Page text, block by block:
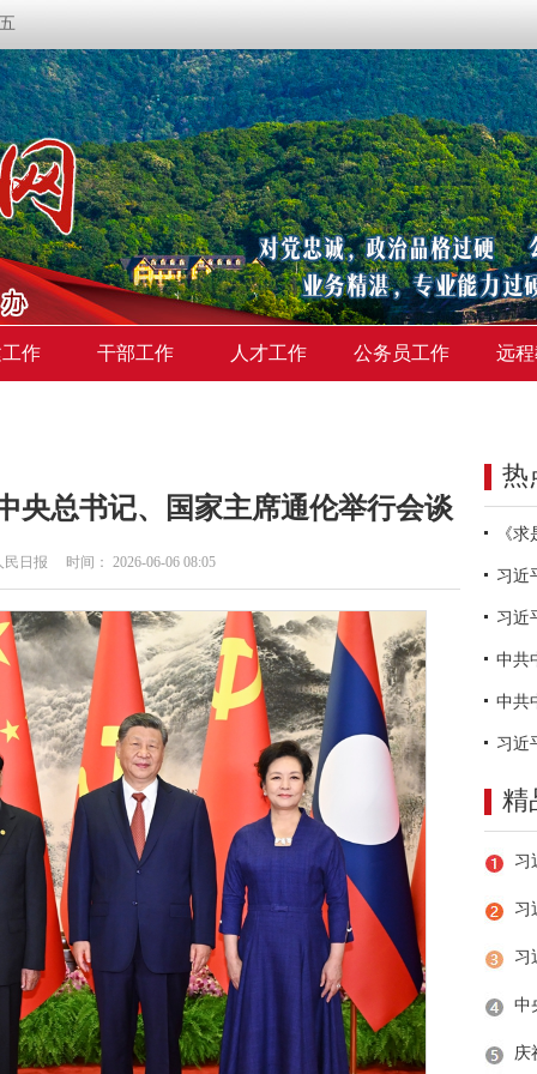
作 干部工作 人才工作 公务员工作 远
央总书记、国家主席通伦举行会谈
民日报 时间： 2026-06-06 08:05
热
习近
精
习